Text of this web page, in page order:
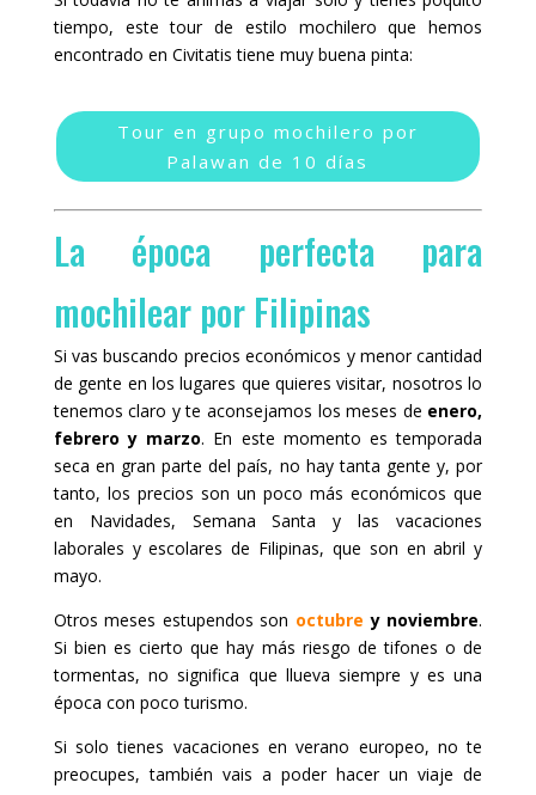
tiempo, este tour de estilo mochilero que hemos
encontrado en Civitatis tiene muy buena pinta:
Tour en grupo mochilero por
Palawan de 10 días
La época perfecta para
mochilear por Filipinas
Si vas buscando precios económicos y menor cantidad
de gente en los lugares que quieres visitar, nosotros lo
tenemos claro y te aconsejamos los meses de enero,
febrero y marzo. En este momento es temporada
seca en gran parte del país, no hay tanta gente y, por
tanto, los precios son un poco más económicos que
en Navidades, Semana Santa y las vacaciones
laborales y escolares de Filipinas, que son en abril y
mayo.
Otros meses estupendos son octubre y noviembre.
Si bien es cierto que hay más riesgo de tifones o de
tormentas, no significa que llueva siempre y es una
época con poco turismo.
Si solo tienes vacaciones en verano europeo, no te
preocupes, también vais a poder hacer un viaje de